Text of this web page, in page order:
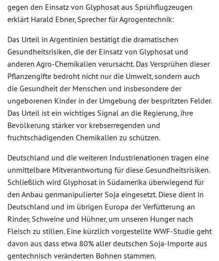
gegen den Einsatz von Glyphosat aus Sprühflugzeugen
erklärt Harald Ebner, Sprecher für Agrogentechnik:
Das Urteil in Argentinien bestätigt die dramatischen
Gesundheitsrisiken, die der Einsatz von Glyphosat und
anderen Agro-Chemikalien verursacht. Das Versprühen dieser
Pflanzengifte bedroht nicht nur die Umwelt, sondern auch
die Gesundheit der Menschen und insbesondere der
ungeborenen Kinder in der Umgebung der bespritzten Felder.
Das Urteil ist ein wichtiges Signal an die Regierung, ihre
Bevölkerung stärker vor krebserregenden und
fruchtschädigenden Chemikalien zu schützen.
Deutschland und die weiteren Industrienationen tragen eine
unmittelbare Mitverantwortung für diese Gesundheitsrisiken.
Schließlich wird Glyphosat in Südamerika überwiegend für
den Anbau genmanipulierter Soja eingesetzt. Diese dient in
Deutschland und im übrigen Europa der Verfütterung an
Rinder, Schweine und Hühner, um unseren Hunger nach
Fleisch zu stillen. Eine kürzlich vorgestellte WWF-Studie geht
davon aus dass etwa 80% aller deutschen Soja-Importe aus
gentechnisch veränderten Bohnen stammen.